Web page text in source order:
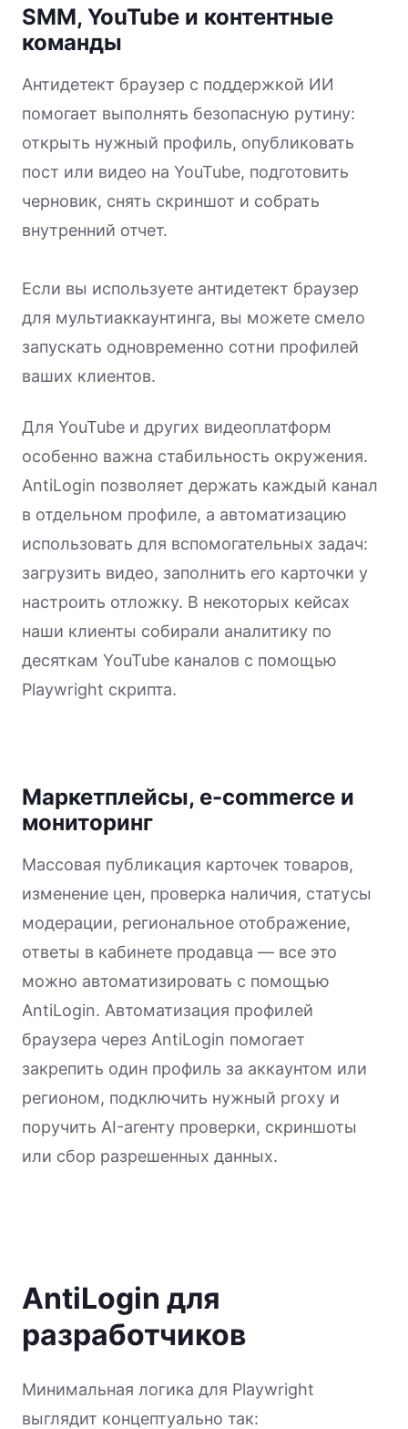
SMM, YouTube и контентные
команды
Антидетект браузер с поддержкой ИИ
помогает выполнять безопасную рутину:
открыть нужный профиль, опубликовать
пост или видео на YouTube, подготовить
черновик, снять скриншот и собрать
внутренний отчет.
Если вы используете антидетект браузер
для мультиаккаунтинга, вы можете смело
запускать одновременно сотни профилей
ваших клиентов.
Для YouTube и других видеоплатформ
особенно важна стабильность окружения.
AntiLogin позволяет держать каждый канал
в отдельном профиле, а автоматизацию
использовать для вспомогательных задач:
загрузить видео, заполнить его карточки у
настроить отложку. В некоторых кейсах
наши клиенты собирали аналитику по
десяткам YouTube каналов с помощью
Playwright скрипта.
Маркетплейсы, e-commerce и
мониторинг
Массовая публикация карточек товаров,
изменение цен, проверка наличия, статусы
модерации, региональное отображение,
ответы в кабинете продавца — все это
можно автоматизировать с помощью
AntiLogin. Автоматизация профилей
браузера через AntiLogin помогает
закрепить один профиль за аккаунтом или
регионом, подключить нужный proxy и
поручить AI-агенту проверки, скриншоты
или сбор разрешенных данных.
AntiLogin для
разработчиков
Минимальная логика для Playwright
выглядит концептуально так: